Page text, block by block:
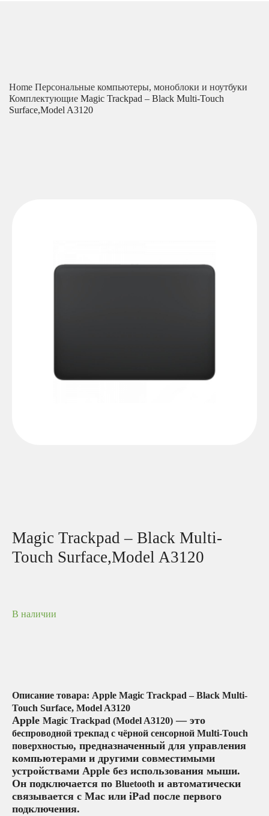
Home Персональные компьютеры, моноблоки и ноутбуки
Комплектующие Magic Trackpad – Black Multi-Touch
Surface,Model A3120
Magic Trackpad – Black Multi-
Touch Surface,Model A3120
В наличии
Описание товара: Apple Magic Trackpad – Black Multi-
Touch Surface, Model A3120
Apple Magic Trackpad (Model A3120) — это
беспроводной трекпад с чёрной сенсорной Multi-Touch
поверхностью, предназначенный для управления
компьютерами и другими совместимыми
устройствами Apple без использования мыши.
Он подключается по Bluetooth и автоматически
связывается с Mac или iPad после первого
подключения.